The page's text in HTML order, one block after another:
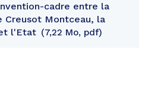
cadre entre la
Creusot Montceau, la
l'Etat
7,22 Mo, pdf